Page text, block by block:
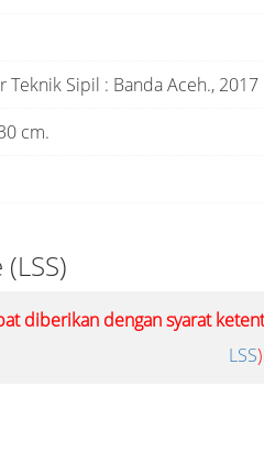
Teknik Sipil : Banda Aceh., 2017
cm.
diberikan dengan syarat
LSS)